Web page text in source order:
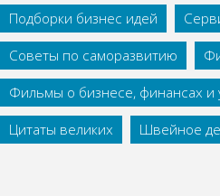
Подборки бизнес идей
Советы по саморазвитию
Фильмы о бизнесе, финансах и
Цитаты великих
Швейное